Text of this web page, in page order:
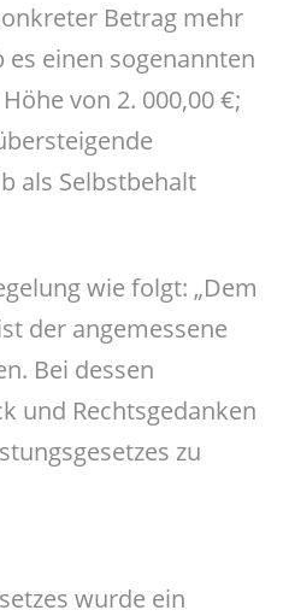
Betrag mehr
es einen sogenannten
von 2. 000,00 €;
als Selbstbehalt
wie folgt: „Dem
der angemessene
Bei dessen
und Rechtsgedanken
zu
wurde ein